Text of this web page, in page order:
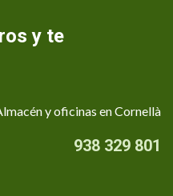
y te
y oficinas en Cornellà
938 329 801